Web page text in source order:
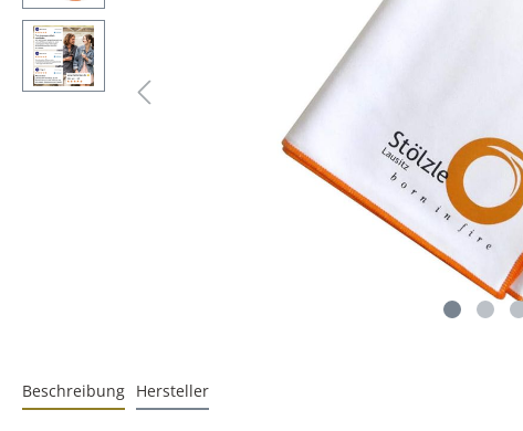
Beschreibung Hersteller